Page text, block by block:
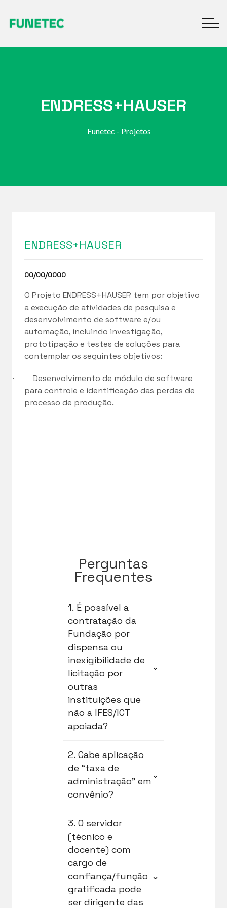
ENDRESS+HAUSER
Funetec - Projetos
ENDRESS+HAUSER
00/00/0000
O Projeto ENDRESS+HAUSER tem por objetivo
a execução de atividades de pesquisa e
desenvolvimento de software e/ou
automação, incluindo investigação,
prototipação e testes de soluções para
contemplar os seguintes objetivos:
·
Desenvolvimento de módulo de software
para controle e identificação das perdas de
processo de produção.
Perguntas
Frequentes
1. É possível a
contratação da
Fundação por
dispensa ou
inexigibilidade de
licitação por
outras
instituições que
não a IFES/ICT
apoiada?
⌄
A contratação da
Fundação de Apoio por
inexigibilidade ou
dispensa de licitação
instruído pela
Administração Pública
contratante, devendo
o objeto contratual ser
compatível com as
finalidades
estatutárias da
2. Cabe aplicação
de “taxa de
administração” em
convênio?
⌄
A Portaria
Interministerial nº
424/16, que regula os
convênios celebrados
pelos Órgãos da
Administração Pública
Federal com Órgãos ou
3. O servidor
(técnico e
docente) com
cargo de
confiança/função
gratificada pode
ser dirigente das
⌄